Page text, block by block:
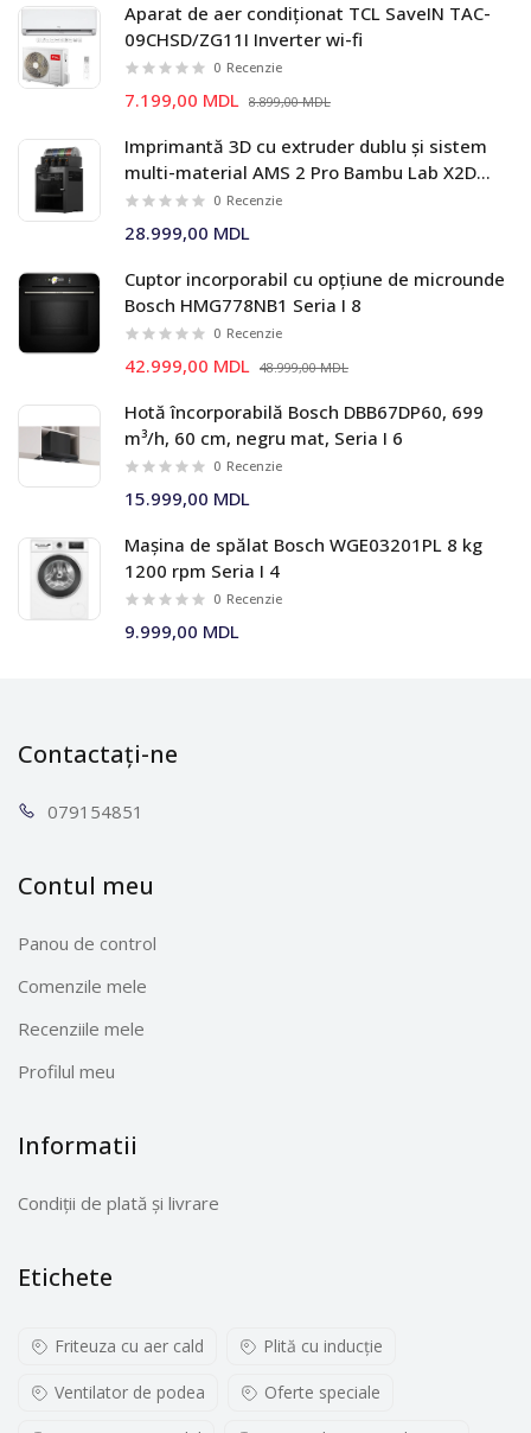
Aparat de aer condiționat TCL SaveIN TAC-
09CHSD/ZG11I Inverter wi-fi
0 Recenzie
7.199,00 MDL 8.899,00 MDL
Imprimantă 3D cu extruder dublu și sistem
multi-material AMS 2 Pro Bambu Lab X2D
Combo
0 Recenzie
28.999,00 MDL
Cuptor incorporabil cu opțiune de microunde
Bosch HMG778NB1 Seria I 8
0 Recenzie
42.999,00 MDL 48.999,00 MDL
Hotă încorporabilă Bosch DBB67DP60, 699
m³/h, 60 cm, negru mat, Seria I 6
0 Recenzie
15.999,00 MDL
Mașina de spălat Bosch WGE03201PL 8 kg
1200 rpm Seria I 4
0 Recenzie
9.999,00 MDL
Contactați-ne
0791 54851
Contul meu
Panou de control
Comenzile mele
Recenziile mele
Profilul meu
Informatii
Condiții de plată și livrare
Etichete
Friteuza cu aer cald Plită cu inducţie
Ventilator de podea Oferte speciale